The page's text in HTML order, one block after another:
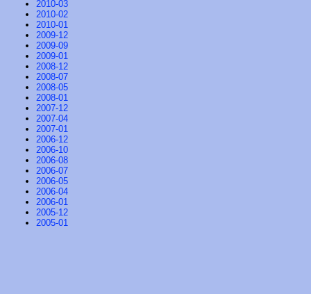
2010-03
2010-02
2010-01
2009-12
2009-09
2009-01
2008-12
2008-07
2008-05
2008-01
2007-12
2007-04
2007-01
2006-12
2006-10
2006-08
2006-07
2006-05
2006-04
2006-01
2005-12
2005-01